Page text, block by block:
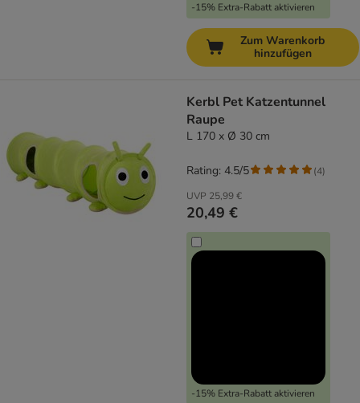
-15% Extra-Rabatt aktivieren
Zum Warenkorb
hinzufügen
Kerbl Pet Katzentunnel
Raupe
L 170 x Ø 30 cm
UVP 25,99 €
20,49 €
-15% Extra-Rabatt aktivieren
Rating: 4.5/5 (4)